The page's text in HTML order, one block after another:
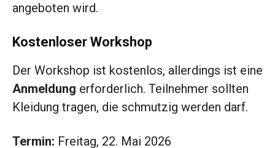
angeboten wird.
Kostenloser Workshop
Der Workshop ist kostenlos, allerdings ist eine
Anmeldung erforderlich. Teilnehmer sollten
Kleidung tragen, die schmutzig werden darf.
Termin: Freitag, 22. Mai 2026